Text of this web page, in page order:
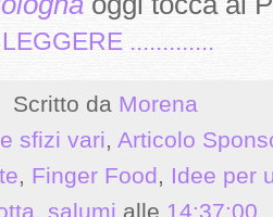
.............
Scritto da Morena
sfizi vari, Articolo
, Finger Food, Idee per
, salumi alle 14:37:00